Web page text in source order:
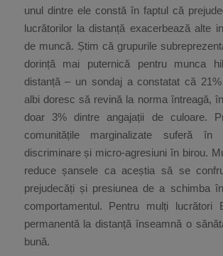
unul dintre ele constă în faptul că
lucrătorilor la distanță exacerbează alte
de muncă. Știm că grupurile
dorință mai puternică pentru munca
distanță – un sondaj a constatat că 21%
albi doresc să revină la norma întreagă,
doar 3% dintre angajații de culoare.
comunitățile marginalizate suferă în
discriminare și micro-agresiuni în birou.
reduce șansele ca aceștia să se
prejudecăți și presiunea de a schimba
comportamentul. Pentru mulți lucrători
permanentă la distanță înseamnă o
bună.